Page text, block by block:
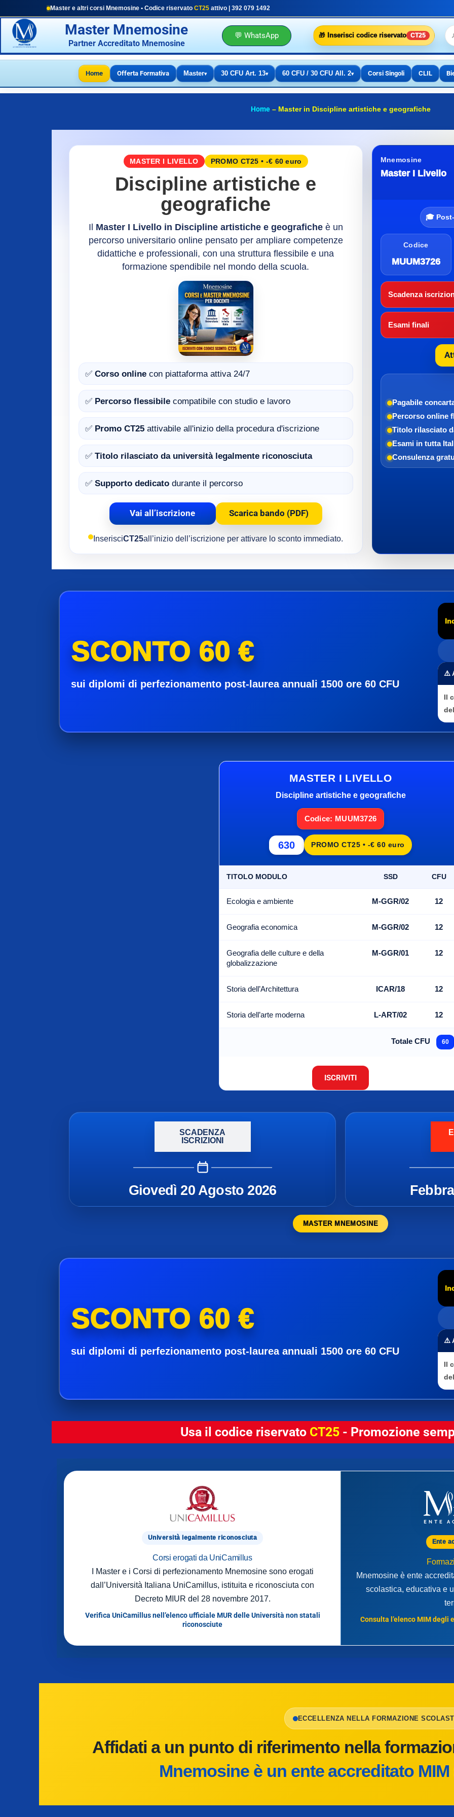
Master e altri corsi Mnemosine • Codice riservato CT25 attivo | 392 079 1492
Master Mnemosine
Partner Accreditato Mnemosine
💬 WhatsApp 🎁 Inserisci codice riservato CT25
Home Offerta Formativa Master▾ 30 CFU Art. 13▾ 60 CFU / 30 CFU All. 2▾ Corsi Singoli CLIL
Home– Master in Discipline artistiche e geografiche
MASTER I LIVELLO PROMO CT25 • -€ 60 euro
Discipline artistiche e
geografiche
Il Master I Livello in Discipline artistiche e geograficheè un
percorso universitario online pensato per ampliare competenze
didattiche e professionali, con una struttura flessibile e una
formazione spendibile nel mondo della scuola.
✅ Corso online con piattaforma attiva 24/7
✅ Percorso flessibile compatibile con studio e lavoro
✅ Promo CT25 attivabile all'inizio della procedura d'iscrizione
✅ Titolo rilasciato da università legalmente riconosciuta
✅ Supporto dedicato durante il percorso
Vai all’iscrizione Scarica bando (PDF)
InserisciCT25all’inizio dell’iscrizione per attivare lo sconto immediato.
Mnemosine
Master I Livello
🎓
Codice
MUUM3726
Scadenza
Esami finali
Pagabile con
Percorso online
Titolo rilasciato
Esami in tutta
Consulenza
SCONTO 60 €
sui diplomi di perfezionamento post-laurea annuali 1500 ore 60 CFU
⚠️
Il
MASTER I LIVELLO
Discipline artistiche e geografiche
Codice: MUUM3726
630 PROMO CT25 • -€ 60 euro
TITOLO MODULO SSD CFU
Ecologia e ambiente M-GGR/02 12
Geografia economica M-GGR/02 12
Geografia delle culture e della
globalizzazione
M-GGR/01 12
Storia dell’Architettura ICAR/18 12
Storia dell’arte moderna L-ART/02 12
Totale CFU 60
ISCRIVITI
SCADENZA
ISCRIZIONI
Giovedì 20 Agosto 2026
MASTER MNEMOSINE
SCONTO 60 €
sui diplomi di perfezionamento post-laurea annuali 1500 ore 60 CFU
⚠️
Il
Usa il codice riservato CT25- Promozione
Università legalmente riconosciuta
Corsi erogati da UniCamillus
I Master e i Corsi di perfezionamento Mnemosine sono erogati
dall’Università Italiana UniCamillus, istituita e riconosciuta con
Decreto MIUR del 28 novembre 2017.
Verifica UniCamillus nell’elenco ufficiale MUR delle Università non statali
riconosciute
Ente
Mnemosine è ente
scolastica, educativa e
Consulta l’elenco MIM
ECCELLENZA NELLA FORMAZIONE
Affidati a un punto di riferimento nella
Mnemosine è un ente accreditato MIM